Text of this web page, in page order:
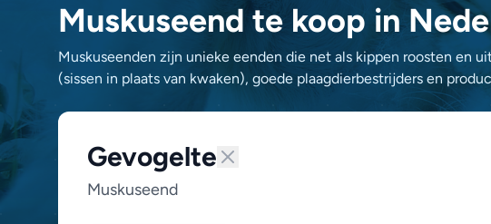
Muskuseend te koop in
Muskuseenden zijn unieke eenden die net als kippen roosten en
(sissen in plaats van kwaken), goede plaagdierbestrijders en
Gevogelte
Muskuseend